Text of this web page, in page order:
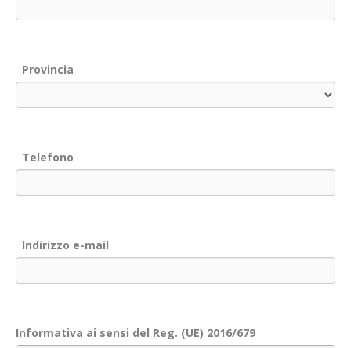
Provincia
Telefono
Indirizzo e-mail
Informativa ai sensi del Reg. (UE) 2016/679